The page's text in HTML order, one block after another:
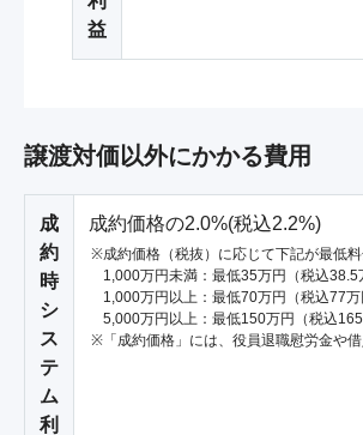
益
譲渡対価以外にかかる費用
成
約
時
シ
ス
テ
ム
利
成約価格の2.0%(税込2.2%)
成約価格（税抜）に応じて下記が最低
1,000万円未満：最低35万円（税込38.5
1,000万円以上：最低70万円（税込77万
5,000万円以上：最低150万円（税込165
「成約価格」には、役員退職慰労金や